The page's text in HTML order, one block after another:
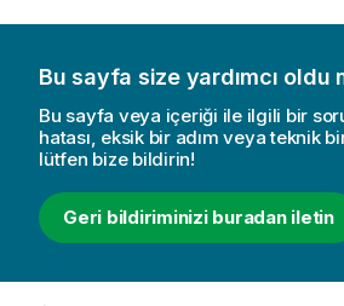
Bu sayfa size yardımcı oldu
Bu sayfa veya içeriği ile ilgili bir
hatası, eksik bir adım veya teknik
lütfen bize bildirin!
Geri bildiriminizi buradan iletin